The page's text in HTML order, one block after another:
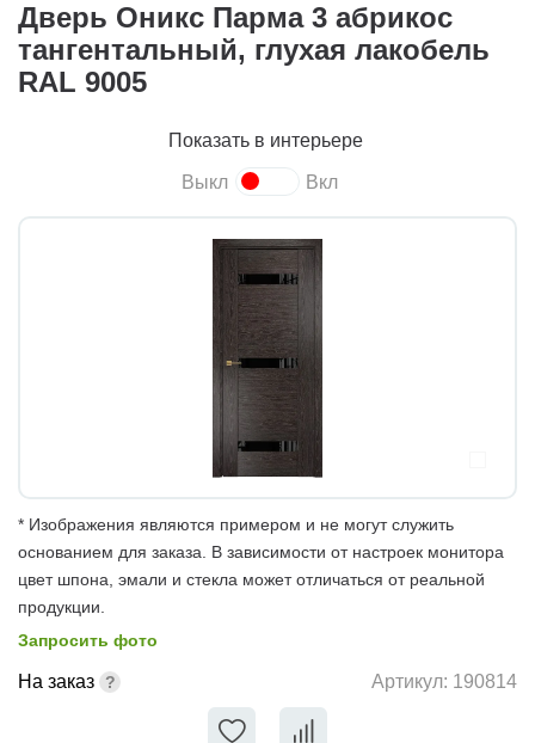
Дверь Оникс Парма 3 абрикос
тангентальный, глухая лакобель
RAL 9005
Показать в интерьере
Выкл Вкл
* Изображения являются примером и не могут служить
основанием для заказа. В зависимости от настроек монитора
цвет шпона, эмали и стекла может отличаться от реальной
продукции.
Запросить фото
На заказ Артикул: 190814